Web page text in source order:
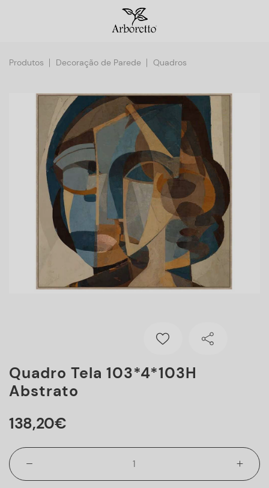
Produtos Decoração de Parede Quadros
Quadro Tela 103*4*103H
Abstrato
138,20€